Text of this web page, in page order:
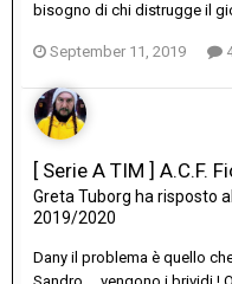
bisogno di chi distrugge il
September 11, 2019
[ Serie A TIM ] A.C.F.
Greta Tuborg ha risposto
2019/2020
Dany il problema è quello